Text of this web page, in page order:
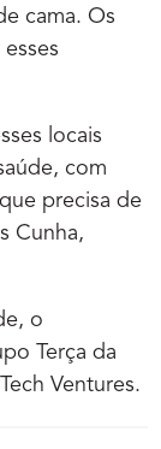
cama. Os
locais
com
precisa de
Cunha,
o
Terça da
Ventures.